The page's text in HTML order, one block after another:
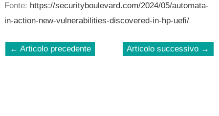
Fonte: https://securityboulevard.com/2024/05/automata-
in-action-new-vulnerabilities-discovered-in-hp-uefi/
← Articolo precedente Articolo successivo →